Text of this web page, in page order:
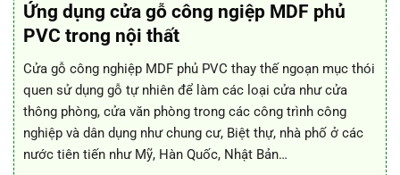
Ứng dụng cửa gỗ công ngiệp MDF phủ
PVC trong nội thất
Cửa gỗ công nghiệp MDF phủ PVC thay thế ngoạn mục thói
quen sử dụng gỗ tự nhiên để làm các loại cửa như cửa
thông phòng, cửa văn phòng trong các công trình công
nghiệp và dân dụng như chung cư, Biệt thự, nhà phố ở các
nước tiên tiến như Mỹ, Hàn Quốc, Nhật Bản…